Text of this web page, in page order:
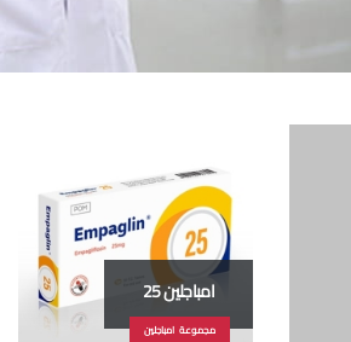
امباجلين 25
مجموعة امباجلين